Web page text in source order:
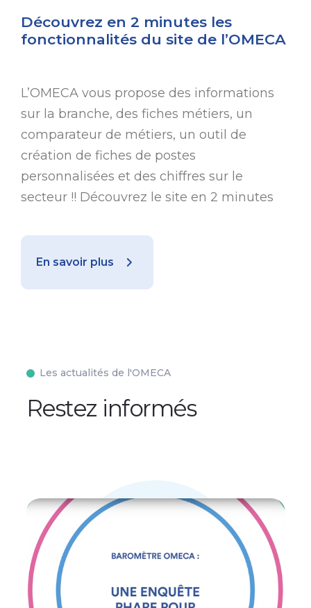
Découvrez en 2 minutes les
fonctionnalités du site de l’OMECA
L’OMECA vous propose des informations
sur la branche, des fiches métiers, un
comparateur de métiers, un outil de
création de fiches de postes
personnalisées et des chiffres sur le
secteur !! Découvrez le site en 2 minutes
En savoir plus
Les actualités de l'OMECA
Restez informés